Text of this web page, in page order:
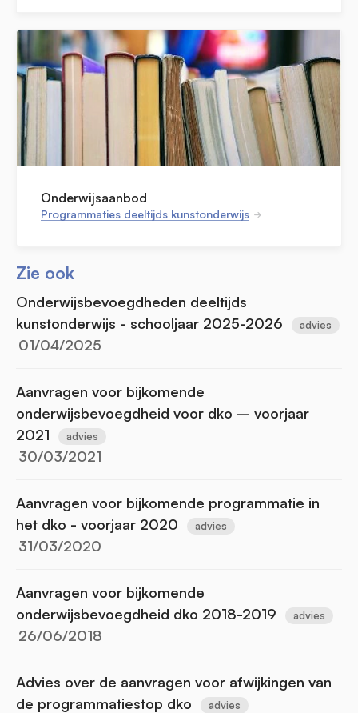
Onderwijsaanbod
Programmaties deeltijds kunstonderwijs
Zie ook
Onderwijsbevoegdheden deeltijds
kunstonderwijs - schooljaar 2025-2026
advies
01/04/2025
Aanvragen voor bijkomende
onderwijsbevoegdheid voor dko – voorjaar
2021
advies
30/03/2021
Aanvragen voor bijkomende programmatie in
het dko - voorjaar 2020
advies
31/03/2020
Aanvragen voor bijkomende
onderwijsbevoegdheid dko 2018-2019
advies
26/06/2018
Advies over de aanvragen voor afwijkingen van
de programmatiestop dko
advies